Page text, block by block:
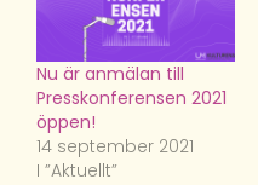
Nu är anmälan till
Presskonferensen 2021
öppen!
14 september 2021
I ”Aktuellt”